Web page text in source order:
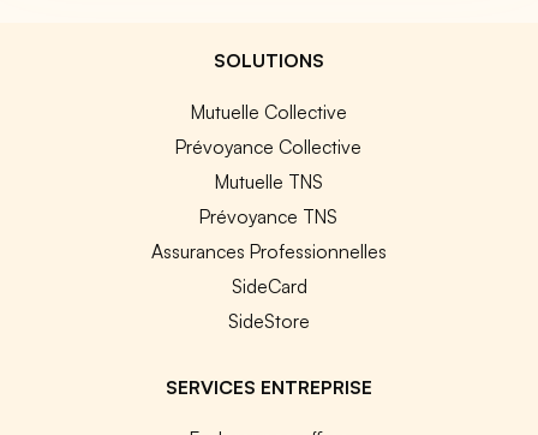
SOLUTIONS
Mutuelle Collective
Prévoyance Collective
Mutuelle TNS
Prévoyance TNS
Assurances Professionnelles
SideCard
SideStore
SERVICES ENTREPRISE